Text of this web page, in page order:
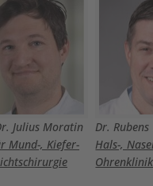
Julius Moratin
Mund-, Kiefer-
Dr.
Hals-,
Ohrenklinik